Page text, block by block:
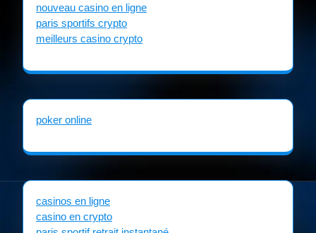
nouveau casino en ligne
paris sportifs crypto
meilleurs casino crypto
poker online
casinos en ligne
casino en crypto